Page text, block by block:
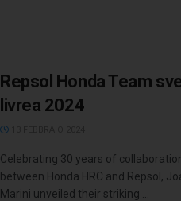
Repsol Honda Team
livrea 2024
Celebrating 30 years of
between Honda HRC and Repsol,
Marini unveiled their striking ...